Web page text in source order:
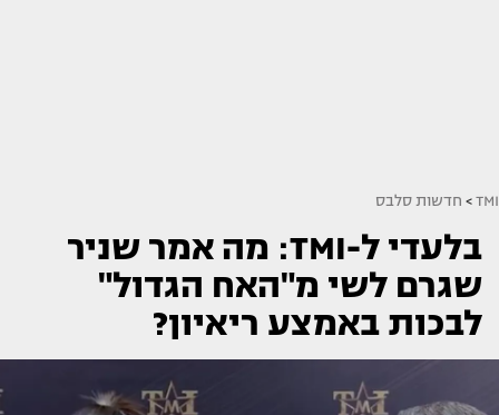
TMI
> חדשות סלבס
בלעדי ל-TMI: מה אמר שניר
שגרם לשי מ"האח הגדול"
לבכות באמצע ריאיון?